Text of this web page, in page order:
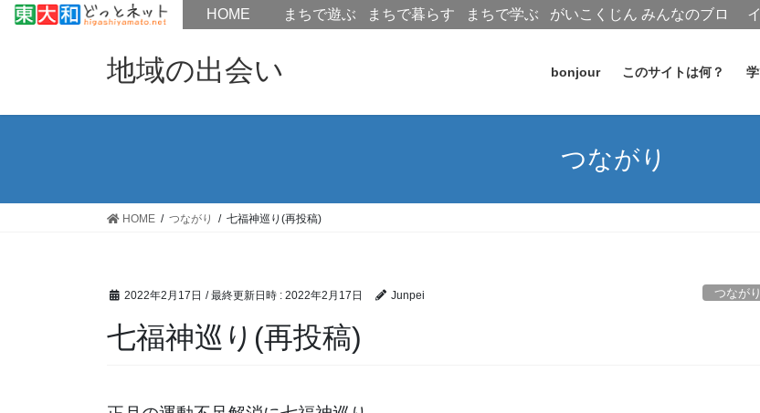
地域の出会い bonjour このサイトは何？
つながり
HOME つながり 七福神巡り(再投稿)
2022年2月17日 / 最終更新日時 : 2022年2月17日 Junpei つながり
七福神巡り(再投稿)
HOMEHOME まちで遊ぶ まちで暮らす まちで学ぶ がいこくじん みんなのブロ